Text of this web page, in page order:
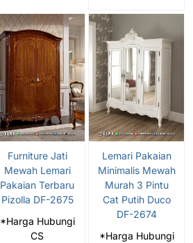
Furniture Jati
Mewah Lemari
Pakaian Terbaru
Pizolla DF-2675
*Harga Hubungi
CS
Lemari Pakaian
Minimalis Mewah
Murah 3 Pintu
Cat Putih Duco
DF-2674
*Harga Hubungi